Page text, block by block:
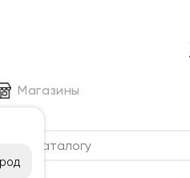
Магазины